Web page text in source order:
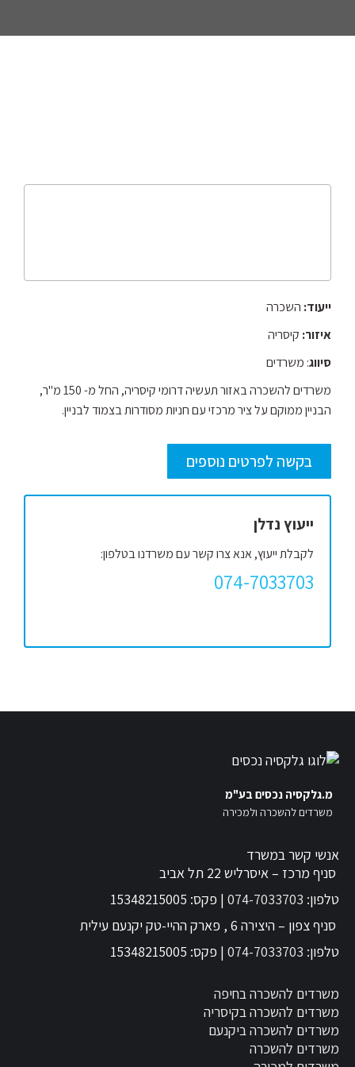
ייעוד: השכרה
איזור: קיסריה
סיווג: משרדים
משרדים להשכרה באזור תעשיה דרומי קיסריה, החל מ- 150 מ"ר,
הבניין ממוקם על ציר מרכזי עם חניות מסודרות בצמוד לבניין.
בקשה לפרטים נוספים
ייעוץ נדלן
לקבלת ייעוץ, אנא צרו קשר עם משרדנו בטלפון:
074-7033703
מ.גלקסיה נכסים בע"מ
משרדים להשכרה ולמכירה
אנשי קשר במשרד
סניף מרכז – איסרליש 22 תל אביב
טלפון: 074-7033703 | פקס: 15348215005
סניף צפון – היצירה 6 , פארק ההיי-טק יקנעם עילית
טלפון: 074-7033703 | פקס: 15348215005
משרדים להשכרה בחיפה
משרדים להשכרה בקיסריה
משרדים להשכרה ביקנעם
משרדים להשכרה